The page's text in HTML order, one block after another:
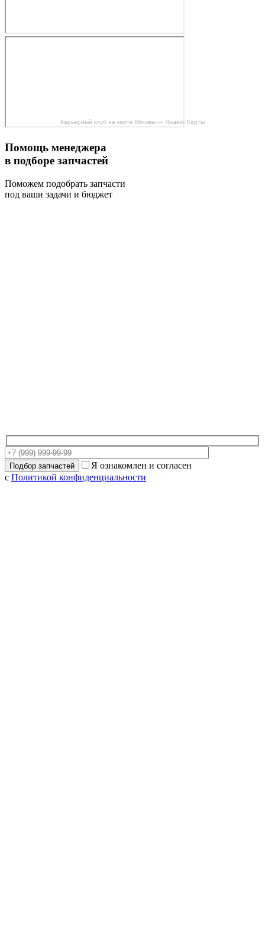
Карьерный клуб на карте Москвы — Яндекс Карты
Помощь менеджера
в подборе запчастей
Поможем подобрать запчасти
под ваши задачи и бюджет
Я ознакомлен и согласен
с Политикой конфиденциальности